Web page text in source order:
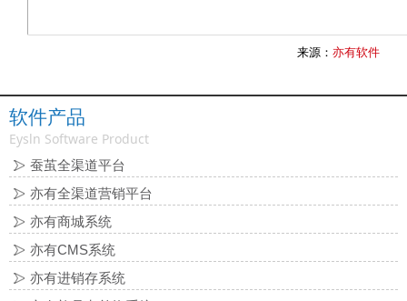
来源： 亦有软件
软件产品
Eysln Software Product
蚕茧全渠道平台
亦有全渠道营销平台
亦有商城系统
亦有CMS系统
亦有进销存系统